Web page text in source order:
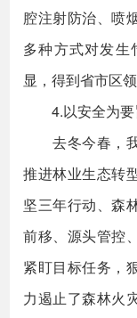
腔注射防治、喷
多种方式对发生
显，得到省市区
4.以安全为要
去冬今春，我
推进林业生态转
坚三年行动、森
前移、源头管控
紧盯目标任务，
力遏止了森林火